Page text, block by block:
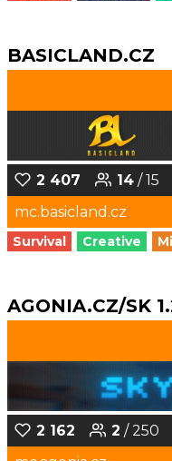
BASICLAND.CZ
2 407 14 / 15
mc.basicland.cz
Survival Creative
AGONIA.CZ/SK
2 162 2 / 250